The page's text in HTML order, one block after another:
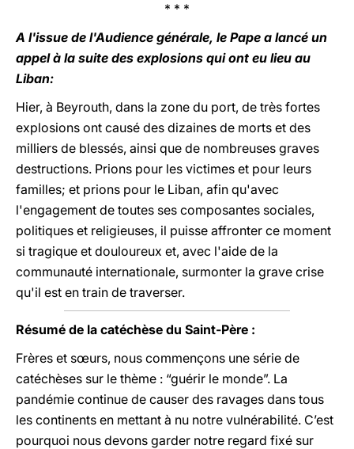
* * *
A l'issue de l'Audience générale, le Pape a lancé un
appel à la suite des explosions qui ont eu lieu au
Liban:
Hier, à Beyrouth, dans la zone du port, de très fortes
explosions ont causé des dizaines de morts et des
milliers de blessés, ainsi que de nombreuses graves
destructions. Prions pour les victimes et pour leurs
familles; et prions pour le Liban, afin qu'avec
l'engagement de toutes ses composantes sociales,
politiques et religieuses, il puisse affronter ce moment
si tragique et douloureux et, avec l'aide de la
communauté internationale, surmonter la grave crise
qu'il est en train de traverser.
Résumé de la catéchèse du Saint-Père :
Frères et sœurs, nous commençons une série de
catéchèses sur le thème : “guérir le monde”. La
pandémie continue de causer des ravages dans tous
les continents en mettant à nu notre vulnérabilité. C’est
pourquoi nous devons garder notre regard fixé sur